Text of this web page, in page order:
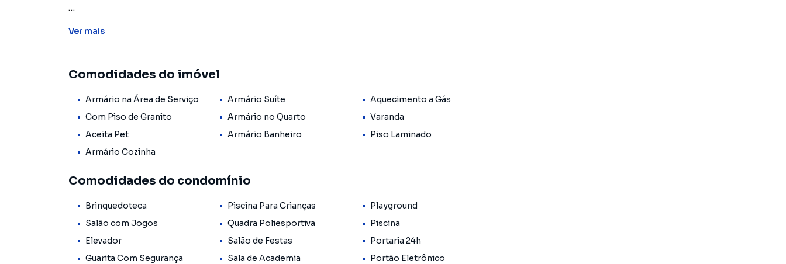
bairro Vila Rosália.
Banheiro social
Lavanderia com planejados
Ver mais
Comodidades do imóvel
Armário na Área de Serviço Armário Suíte
Aquecimento a Gás
Com Piso de Granito
Armário no Quarto
Varanda
Aceita Pet
Armário Banheiro
Piso Laminado
Armário Cozinha
Comodidades do condomínio
Brinquedoteca Piscina Para Crianças
Playground
Salão com Jogos
Quadra Poliesportiva
Piscina
Elevador
Salão de Festas
Portaria 24h
Guarita Com Segurança
Sala de Academia
Portão Eletrônico